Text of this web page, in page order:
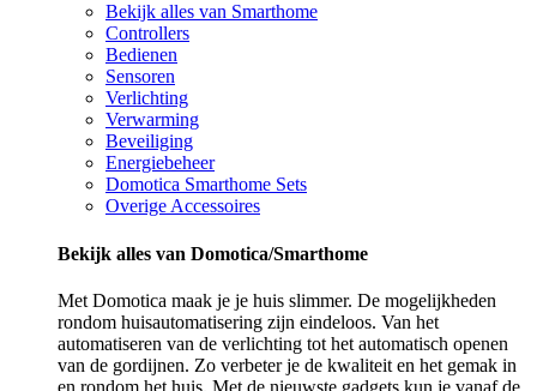
Bekijk alles van Smarthome
Controllers
Bedienen
Sensoren
Verlichting
Verwarming
Beveiliging
Energiebeheer
Domotica Smarthome Sets
Overige Accessoires
Bekijk alles van Domotica/Smarthome
Met Domotica maak je je huis slimmer. De mogelijkheden
rondom huisautomatisering zijn eindeloos. Van het
automatiseren van de verlichting tot het automatisch openen
van de gordijnen. Zo verbeter je de kwaliteit en het gemak in
en rondom het huis. Met de nieuwste gadgets kun je vanaf de